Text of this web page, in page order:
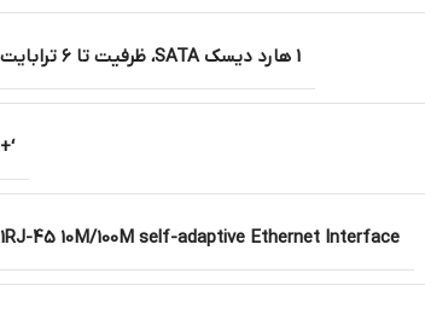
1 هارد دیسک SATA، ظرفیت تا 6 ترابایت
‘+
1RJ-45 10M/100M self-adaptive Ethernet Interface